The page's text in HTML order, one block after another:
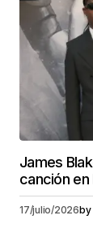
James
canción en
17/julio/2026by